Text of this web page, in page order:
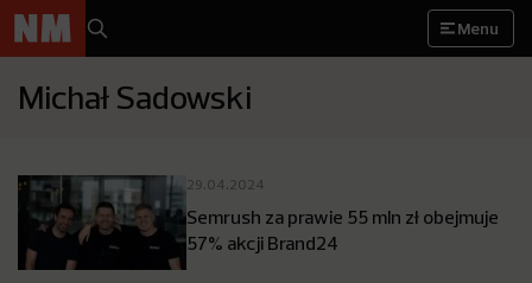
Menu
Michał Sadowski
29.04.2024
Semrush za prawie 55 mln zł obejmuje
57% akcji Brand24